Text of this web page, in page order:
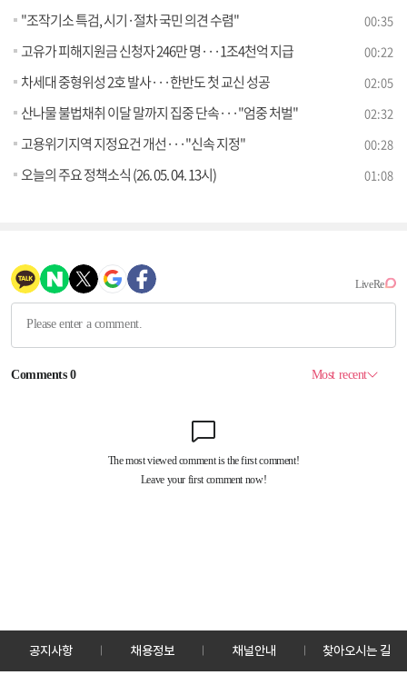
"조작기소 특검, 시기·절차 국민 의견 수렴" 00:35
고유가 피해지원금 신청자 246만 명···1조4천억 지급 00:22
차세대 중형위성 2호 발사···한반도 첫 교신 성공 02:05
산나물 불법채취 이달 말까지 집중 단속···"엄중 처벌" 02:32
고용위기지역 지정요건 개선···"신속 지정" 00:28
오늘의 주요 정책소식 (26. 05. 04. 13시) 01:08
공지사항 채용정보 채널안내 찾아오시는 길